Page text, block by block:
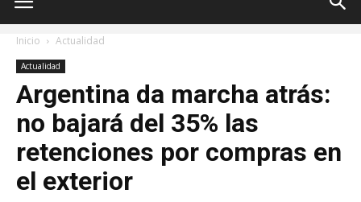
Inicio Actualidad
Actualidad
Argentina da marcha atrás:
no bajará del 35% las
retenciones por compras en
el exterior